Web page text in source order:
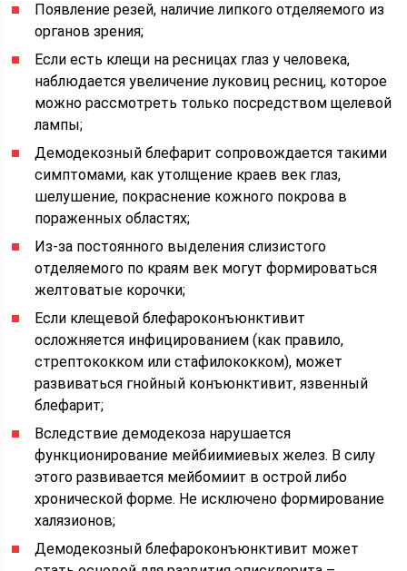
Появление резей, наличие липкого отделяемого из
органов зрения;
Если есть клещи на ресницах глаз у человека,
наблюдается увеличение луковиц ресниц, которое
можно рассмотреть только посредством щелевой
лампы;
Демодекозный блефарит сопровождается такими
симптомами, как утолщение краев век глаз,
шелушение, покраснение кожного покрова в
пораженных областях;
Из-за постоянного выделения слизистого
отделяемого по краям век могут формироваться
желтоватые корочки;
Если клещевой блефароконъюнктивит
осложняется инфицированием (как правило,
стрептококком или стафилококком), может
развиваться гнойный конъюнктивит, язвенный
блефарит;
Вследствие демодекоза нарушается
функционирование мейбиимиевых желез. В силу
этого развивается мейбомиит в острой либо
хронической форме. Не исключено формирование
халязионов;
Демодекозный блефароконъюнктивит может